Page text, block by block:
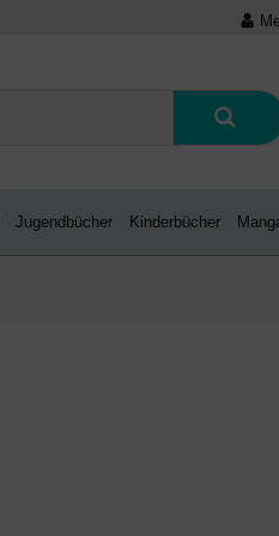
Jugendbücher Kinderbücher